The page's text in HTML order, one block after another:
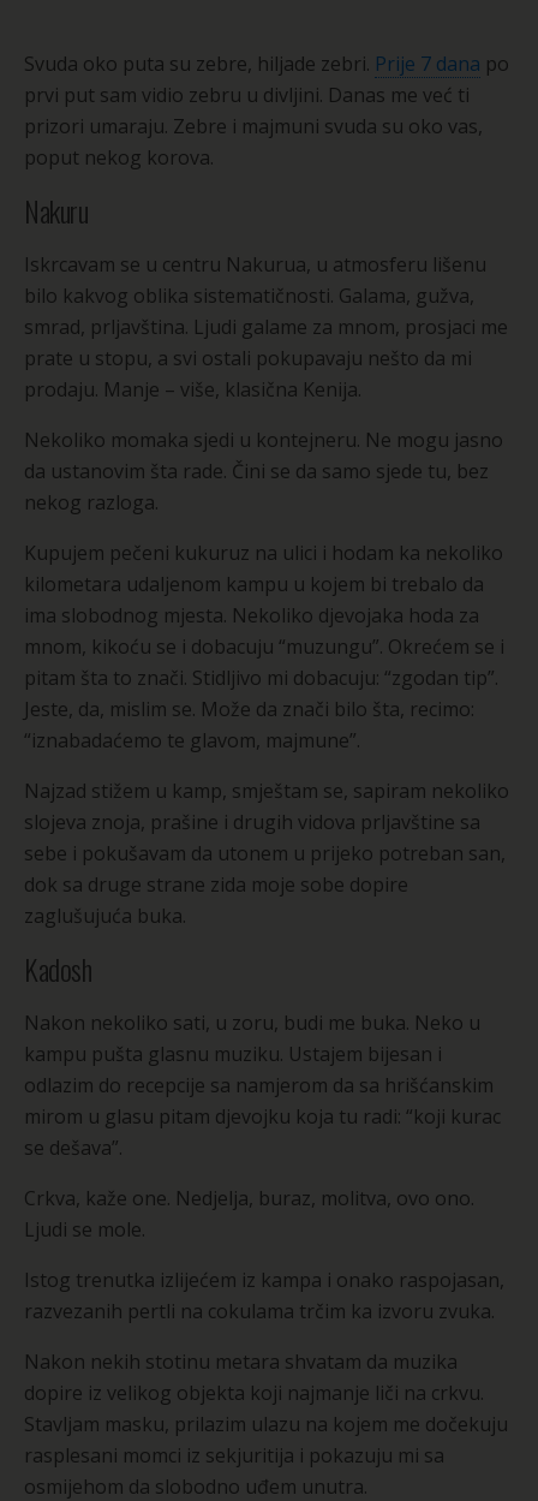
Svuda oko puta su zebre, hiljade zebri. Prije 7 dana po
prvi put sam vidio zebru u divljini. Danas me već ti
prizori umaraju. Zebre i majmuni svuda su oko vas,
poput nekog korova.
Nakuru
Iskrcavam se u centru Nakurua, u atmosferu lišenu
bilo kakvog oblika sistematičnosti. Galama, gužva,
smrad, prljavština. Ljudi galame za mnom, prosjaci me
prate u stopu, a svi ostali pokupavaju nešto da mi
prodaju. Manje – više, klasična Kenija.
Nekoliko momaka sjedi u kontejneru. Ne mogu jasno
da ustanovim šta rade. Čini se da samo sjede tu, bez
nekog razloga.
Kupujem pečeni kukuruz na ulici i hodam ka nekoliko
kilometara udaljenom kampu u kojem bi trebalo da
ima slobodnog mjesta. Nekoliko djevojaka hoda za
mnom, kikoću se i dobacuju “muzungu”. Okrećem se i
pitam šta to znači. Stidljivo mi dobacuju: “zgodan tip”.
Jeste, da, mislim se. Može da znači bilo šta, recimo:
“iznabadaćemo te glavom, majmune”.
Najzad stižem u kamp, smještam se, sapiram nekoliko
slojeva znoja, prašine i drugih vidova prljavštine sa
sebe i pokušavam da utonem u prijeko potreban san,
dok sa druge strane zida moje sobe dopire
zaglušujuća buka.
Kadosh
Nakon nekoliko sati, u zoru, budi me buka. Neko u
kampu pušta glasnu muziku. Ustajem bijesan i
odlazim do recepcije sa namjerom da sa hrišćanskim
mirom u glasu pitam djevojku koja tu radi: “koji kurac
se dešava”.
Crkva, kaže one. Nedjelja, buraz, molitva, ovo ono.
Ljudi se mole.
Istog trenutka izlijećem iz kampa i onako raspojasan,
razvezanih pertli na cokulama trčim ka izvoru zvuka.
Nakon nekih stotinu metara shvatam da muzika
dopire iz velikog objekta koji najmanje liči na crkvu.
Stavljam masku, prilazim ulazu na kojem me dočekuju
rasplesani momci iz sekjuritija i pokazuju mi sa
osmijehom da slobodno uđem unutra.